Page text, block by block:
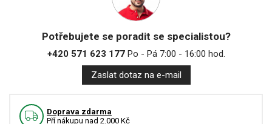
Potřebujete se poradit se specialistou?
+420 571 623 177Po - Pá 7:00 - 16:00 hod.
Zaslat dotaz na e-mail
Doprava zdarma
Pří nákupu nad 2.000 Kč